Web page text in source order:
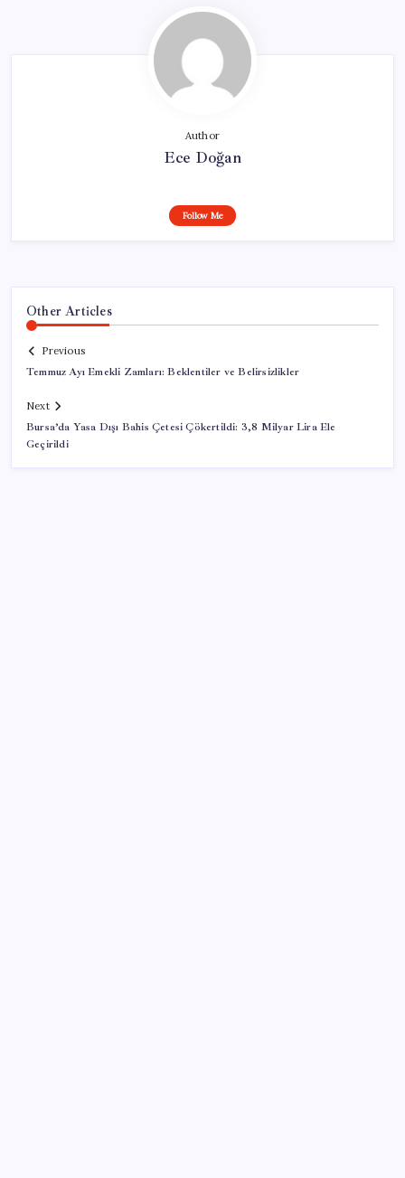
Author
Ece Doğan
Follow Me
Other Articles
Previous
Temmuz Ayı Emekli Zamları: Beklentiler ve Belirsizlikler
Next
Bursa’da Yasa Dışı Bahis Çetesi Çökertildi: 3,8 Milyar Lira Ele
Geçirildi